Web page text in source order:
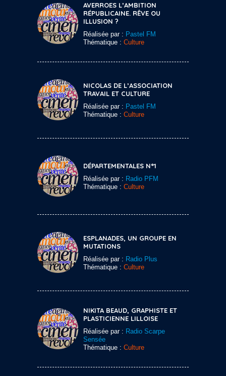
AVERROES L’AMBITION
RÉPUBLICAINE. RÊVE OU
ILLUSION ?
Réalisée par : Pastel FM
Thématique : Culture
NICOLAS DE L’ASSOCIATION
TRAVAIL ET CULTURE
Réalisée par : Pastel FM
Thématique : Culture
DÉPARTEMENTALES N°1
Réalisée par : Radio PFM
Thématique : Culture
ESPLANADES, UN GROUPE EN
MUTATIONS
Réalisée par : Radio Plus
Thématique : Culture
NIKITA BEAUD, GRAPHISTE ET
PLASTICIENNE LILLOISE
Réalisée par : Radio Scarpe
Sensée
Thématique : Culture